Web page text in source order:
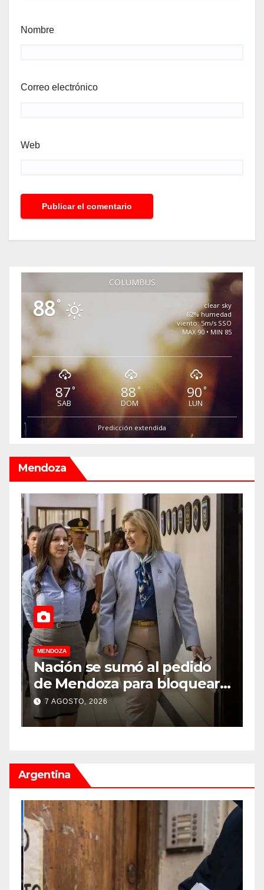
Nombre
Correo electrónico
Web
COLUMBUS
88°
clear sky
62% humedad
viento: 5m/s SSO
MAX 90 • MIN 85
87°
SAB
88°
DOM
90°
LUN
Predicción extendida
Mendoza
MENDOZA
Nación se sumó al pedido
de Mendoza para bloquear
los celulares en las cárceles
de la provincia
7 AGOSTO, 2026
Argentina